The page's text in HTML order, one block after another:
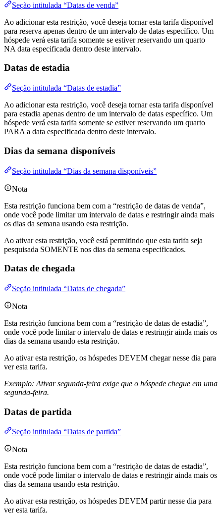
Seção intitulada “Datas de venda”
Ao adicionar esta restrição, você deseja tornar esta tarifa disponível
para reserva apenas dentro de um intervalo de datas específico. Um
hóspede verá esta tarifa somente se estiver reservando um quarto
NA data especificada dentro deste intervalo.
Datas de estadia
Seção intitulada “Datas de estadia”
Ao adicionar esta restrição, você deseja tornar esta tarifa disponível
para estadia apenas dentro de um intervalo de datas específico. Um
hóspede verá esta tarifa somente se estiver reservando um quarto
PARA a data especificada dentro deste intervalo.
Dias da semana disponíveis
Seção intitulada “Dias da semana disponíveis”
Nota
Esta restrição funciona bem com a “restrição de datas de venda”,
onde você pode limitar um intervalo de datas e restringir ainda mais
os dias da semana usando esta restrição.
Ao ativar esta restrição, você está permitindo que esta tarifa seja
pesquisada SOMENTE nos dias da semana especificados.
Datas de chegada
Seção intitulada “Datas de chegada”
Nota
Esta restrição funciona bem com a “restrição de datas de estadia”,
onde você pode limitar o intervalo de datas e restringir ainda mais os
dias da semana usando esta restrição.
Ao ativar esta restrição, os hóspedes DEVEM chegar nesse dia para
ver esta tarifa.
Exemplo: Ativar segunda-feira exige que o hóspede chegue em uma
segunda-feira.
Datas de partida
Seção intitulada “Datas de partida”
Nota
Esta restrição funciona bem com a “restrição de datas de estadia”,
onde você pode limitar o intervalo de datas e restringir ainda mais os
dias da semana usando esta restrição.
Ao ativar esta restrição, os hóspedes DEVEM partir nesse dia para
ver esta tarifa.